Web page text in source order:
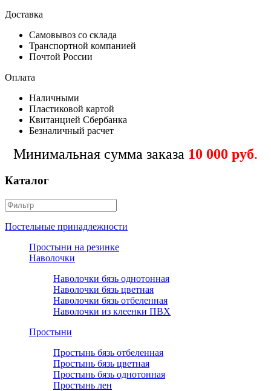
Доставка
Самовывоз со склада
Транспортной компанией
Почтой России
Оплата
Наличными
Пластиковой картой
Квитанцией Сбербанка
Безналичный расчет
Минимальная сумма заказа 10 000 руб.
Каталог
Постельные принадлежности
Простыни на резинке
Наволочки
Наволочки бязь однотонная
Наволочки бязь цветная
Наволочки бязь отбеленная
Наволочки из клеенки ПВХ
Простыни
Простынь бязь отбеленная
Простынь бязь цветная
Простынь бязь однотонная
Простынь лен